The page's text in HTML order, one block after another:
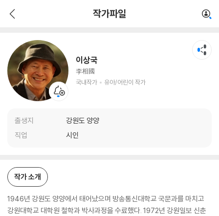
작가파일
이상국
李相國
국내작가
유아/어린이 작가
출생지
강원도 양양
직업
시인
유아/어린이 작가
작가 소개
1946년 강원도 양양에서 태어났으며 방송통신대학교 국문과를 마치고
강원대학교 대학원 철학과 박사과정을 수료했다. 1972년 강원일보 신춘